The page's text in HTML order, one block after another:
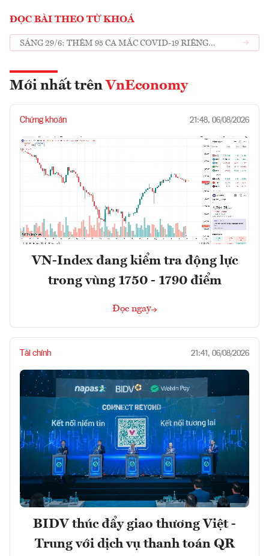
ĐỌC BÀI THEO TỪ KHOÁ
SÁNG 29/6: THÊM 95 CA MẮC COVID-19 RIÊNG
Mới nhất trên VnEconomy
Chứng khoán 21:48, 06/08/2026
VN-Index đang kiểm tra động lực
trong vùng 1750 - 1790 điểm
Đọc ngay
Tài chính 21:41, 06/08/2026
BIDV thúc đẩy giao thương Việt -
Trung với dịch vụ thanh toán QR